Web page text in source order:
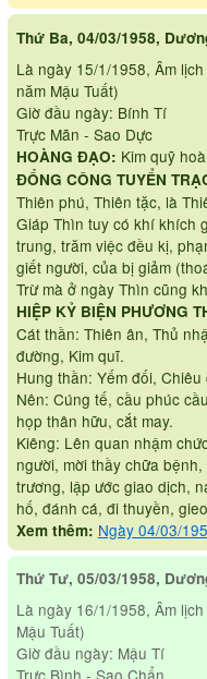
Thứ Ba, 04/03/1958,
Là ngày 15/1/1958, Âm
năm Mậu Tuất)
Giờ đầu ngày: Bính Tí
Trực Mãn - Sao Dực
HOÀNG ĐẠO: Kim quỹ
ĐỔNG CÔNG TUYỂN
Thiên phú, Thiên tặc, là
Giáp Thìn tuy có khí khích
trung, trăm việc đều kị,
giết người, của bị giảm
Trừ mà ở ngày Thìn cũng
HIỆP KỶ BIỆN PHƯƠNG
Cát thần: Thiên ân, Thủ
đường, Kim quĩ.
Hung thần: Yếm đối,
Nên: Cúng tế, cầu phúc
họp thân hữu, cắt may.
Kiêng: Lên quan nhậm
người, mời thầy chữa
trương, lập ước giao dịch,
hố, đánh cá, đi thuyền,
Xem thêm: Ngày 04/03/
Thứ Tư, 05/03/1958,
Là ngày 16/1/1958, Âm
Mậu Tuất)
Giờ đầu ngày: Mậu Tí